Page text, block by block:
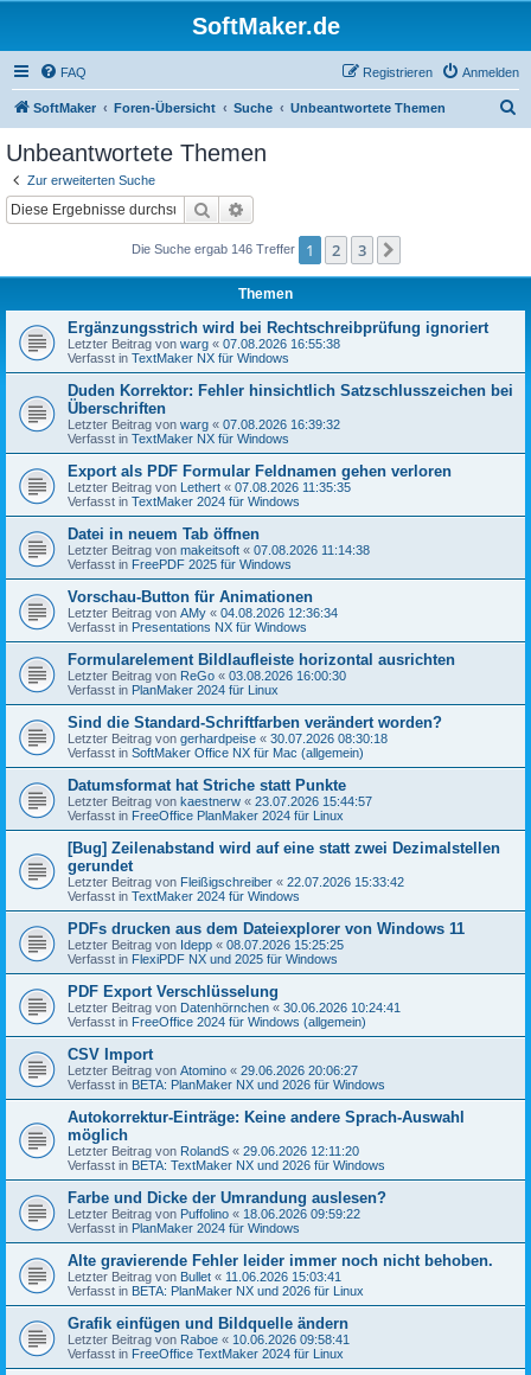
SoftMaker.de
FAQ Anmelden
Registrieren
SoftMaker Foren-Übersicht Suche Unbeantwortete Themen
Unbeantwortete Themen
Zur erweiterten Suche
Suche
Die Suche ergab 146 Treffer 1 2 3
Themen
Ergänzungsstrich wird bei Rechtschreibprüfung ignoriert
Letzter Beitrag von warg « 07.08.2026 16:55:38
Verfasst in TextMaker NX für Windows
Duden Korrektor: Fehler hinsichtlich Satzschlusszeichen bei
Überschriften
Letzter Beitrag von warg « 07.08.2026 16:39:32
Verfasst in TextMaker NX für Windows
Export als PDF Formular Feldnamen gehen verloren
Letzter Beitrag von Lethert « 07.08.2026 11:35:35
Verfasst in TextMaker 2024 für Windows
Datei in neuem Tab öffnen
Letzter Beitrag von makeitsoft « 07.08.2026 11:14:38
Verfasst in FreePDF 2025 für Windows
Vorschau-Button für Animationen
Letzter Beitrag von AMy « 04.08.2026 12:36:34
Verfasst in Presentations NX für Windows
Formularelement Bildlaufleiste horizontal ausrichten
Letzter Beitrag von ReGo « 03.08.2026 16:00:30
Verfasst in PlanMaker 2024 für Linux
Sind die Standard-Schriftfarben verändert worden?
Letzter Beitrag von gerhardpeise « 30.07.2026 08:30:18
Verfasst in SoftMaker Office NX für Mac (allgemein)
Datumsformat hat Striche statt Punkte
Letzter Beitrag von kaestnerw « 23.07.2026 15:44:57
Verfasst in FreeOffice PlanMaker 2024 für Linux
[Bug] Zeilenabstand wird auf eine statt zwei Dezimalstellen
gerundet
Letzter Beitrag von Fleißigschreiber « 22.07.2026 15:33:42
Verfasst in TextMaker 2024 für Windows
PDFs drucken aus dem Dateiexplorer von Windows 11
Letzter Beitrag von Idepp « 08.07.2026 15:25:25
Verfasst in FlexiPDF NX und 2025 für Windows
PDF Export Verschlüsselung
Letzter Beitrag von Datenhörnchen « 30.06.2026 10:24:41
Verfasst in FreeOffice 2024 für Windows (allgemein)
CSV Import
Letzter Beitrag von Atomino « 29.06.2026 20:06:27
Verfasst in BETA: PlanMaker NX und 2026 für Windows
Autokorrektur-Einträge: Keine andere Sprach-Auswahl
möglich
Letzter Beitrag von RolandS « 29.06.2026 12:11:20
Verfasst in BETA: TextMaker NX und 2026 für Windows
Farbe und Dicke der Umrandung auslesen?
Letzter Beitrag von Puffolino « 18.06.2026 09:59:22
Verfasst in PlanMaker 2024 für Windows
Alte gravierende Fehler leider immer noch nicht behoben.
Letzter Beitrag von Bullet « 11.06.2026 15:03:41
Verfasst in BETA: PlanMaker NX und 2026 für Linux
Grafik einfügen und Bildquelle ändern
Letzter Beitrag von Raboe « 10.06.2026 09:58:41
Verfasst in FreeOffice TextMaker 2024 für Linux